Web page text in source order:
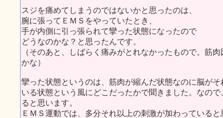
スジを痛めてしまうのではないかと思ったのは、
腕に張ってＥＭＳをやっていたとき、
手が内側に引っ張られて攣った状態になったので
どうなのかな？と思ったんです。
（そのあと、しばらく痛みがとれなかったもので。筋
かな）
攣った状態というのは、筋肉が縮んだ状態なのに脳が
いる状態という風にどこだったかで聞きました。なの
ると思います。
ＥＭＳ運動では、多分それ以上の刺激が加わっている